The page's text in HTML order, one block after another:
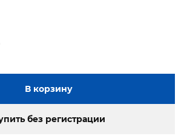
В корзину
без регистрации